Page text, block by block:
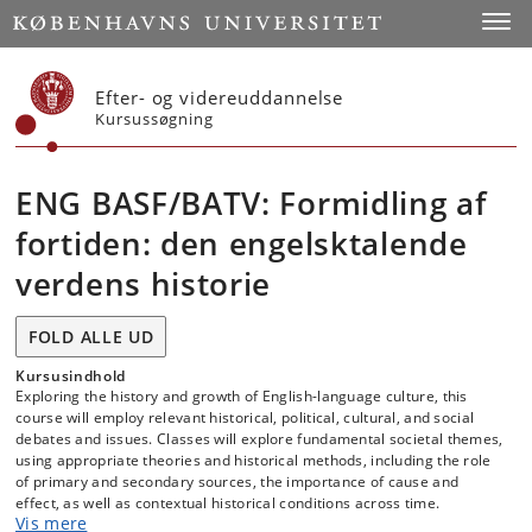
Start
Efter- og videreuddannelse
Kursussøgning
ENG BASF/BATV: Formidling af
fortiden: den engelsktalende
verdens historie
FOLD ALLE UD
Kursusindhold
Exploring the history and growth of English-language culture, this
course will employ relevant historical, political, cultural, and social
debates and issues. Classes will explore fundamental societal themes,
using appropriate theories and historical methods, including the role
of primary and secondary sources, the importance of cause and
effect, as well as contextual historical conditions across time.
Employing interdisciplinary insights, it develops regional, national,
Vis mere